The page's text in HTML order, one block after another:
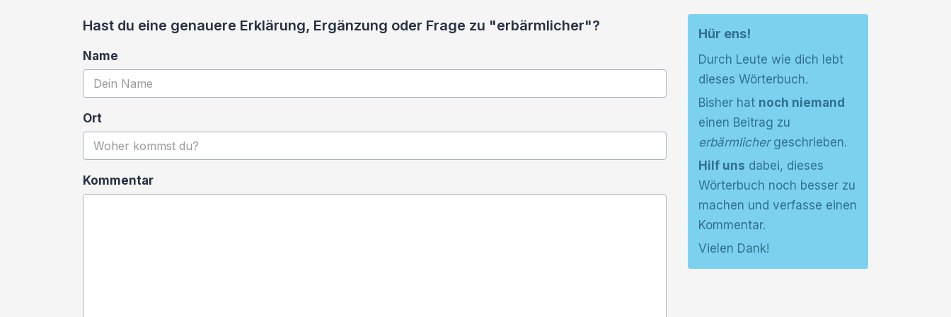
Hast du eine genauere Erklärung, Ergänzung oder Frage zu "erbärmlicher"?
Name
Ort
Kommentar
Hür ens!
Durch Leute wie dich lebt
dieses Wörterbuch.
Bisher hat noch niemand
einen Beitrag zu
erbärmlichergeschrieben.
Hilf uns dabei, dieses
Wörterbuch noch besser zu
machen und verfasse einen
Kommentar.
Vielen Dank!